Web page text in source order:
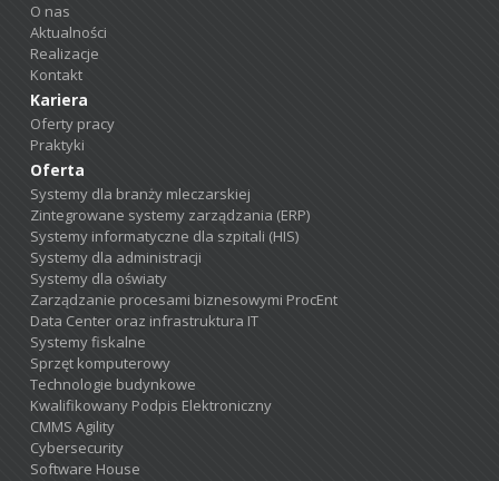
O nas
Aktualności
Realizacje
Kontakt
Kariera
Oferty pracy
Praktyki
Oferta
Systemy dla branży mleczarskiej
Zintegrowane systemy zarządzania (ERP)
Systemy informatyczne dla szpitali (HIS)
Systemy dla administracji
Systemy dla oświaty
Zarządzanie procesami biznesowymi ProcEnt
Data Center oraz infrastruktura IT
Systemy fiskalne
Sprzęt komputerowy
Technologie budynkowe
Kwalifikowany Podpis Elektroniczny
CMMS Agility
Cybersecurity
Software House